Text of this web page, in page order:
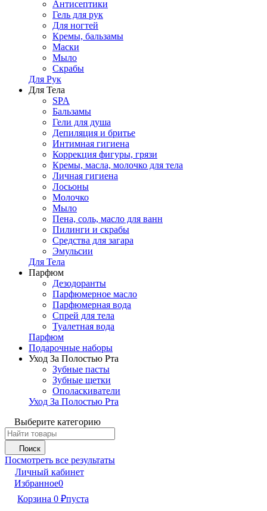
Антисептики
Гель для рук
Для ногтей
Кремы, бальзамы
Маски
Мыло
Скрабы
Для Рук
Для Тела
SPA
Бальзамы
Гели для душа
Депиляция и бритье
Интимная гигиена
Коррекция фигуры, грязи
Кремы, масла, молочко для тела
Личная гигиена
Лосьоны
Молочко
Мыло
Пена, соль, масло для ванн
Пилинги и скрабы
Средства для загара
Эмульсии
Для Тела
Парфюм
Дезодоранты
Парфюмерное масло
Парфюмерная вода
Спрей для тела
Туалетная вода
Парфюм
Подарочные наборы
Уход За Полостью Рта
Зубные пасты
Зубные щетки
Ополаскиватели
Уход За Полостью Рта
Выберите категорию
Поиск
Посмотреть все результаты
Личный кабинет
Избранное0
Корзина 0 ₽пуста